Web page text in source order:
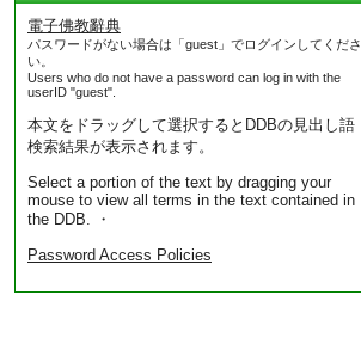
電子佛教辭典
パスワードがない場合は「guest」でログインしてくださ
い。
Users who do not have a password can log in with the
userID "guest".
本文をドラッグして選択するとDDBの見出し語
検索結果が表示されます。
Select a portion of the text by dragging your
mouse to view all terms in the text contained in
the DDB. ・
Password Access Policies